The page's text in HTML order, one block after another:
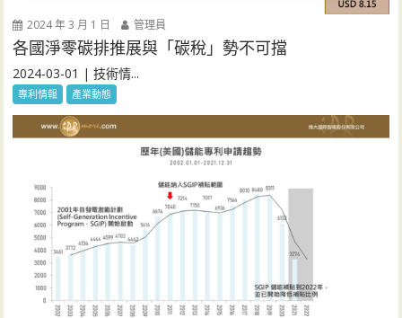
2024 年 3 月 1 日 管理員
各國淨零碳排推展與「碳稅」勢不可擋
2024-03-01 | 技術情...
專利情報 產業動態